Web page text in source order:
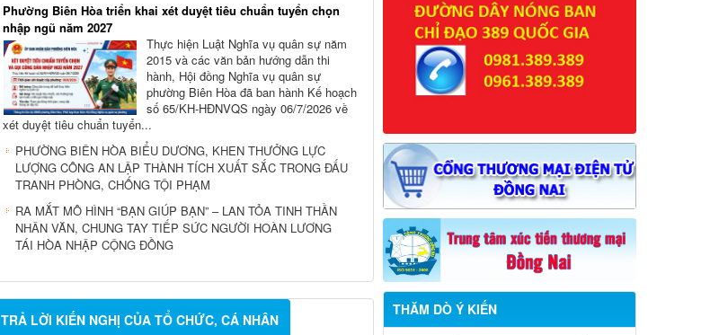
Phường Biên Hòa triển khai xét duyệt tiêu chuẩn tuyển chọn
nhập ngũ năm 2027
Thực hiện Luật Nghĩa vụ quân sự năm
2015 và các văn bản hướng dẫn thi
hành, Hội đồng Nghĩa vụ quân sự
phường Biên Hòa đã ban hành Kế hoạch
số 65/KH-HĐNVQS ngày 06/7/2026 về
xét duyệt tiêu chuẩn tuyển...
PHƯỜNG BIÊN HÒA BIỂU DƯƠNG, KHEN THƯỞNG LỰC
LƯỢNG CÔNG AN LẬP THÀNH TÍCH XUẤT SẮC TRONG ĐẤU
TRANH PHÒNG, CHỐNG TỘI PHẠM
RA MẮT MÔ HÌNH “BẠN GIÚP BẠN” – LAN TỎA TINH THẦN
NHÂN VĂN, CHUNG TAY TIẾP SỨC NGƯỜI HOÀN LƯƠNG
TÁI HÒA NHẬP CỘNG ĐỒNG
TRẢ LỜI KIẾN NGHỊ CỦA TỔ CHỨC, CÁ NHÂN
THĂM DÒ Ý KIẾN